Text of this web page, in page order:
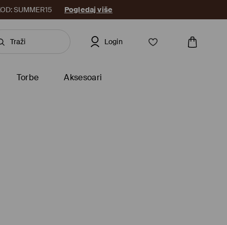
SUMMER15 Pogledaj više
Login
Torbe Aksesoari